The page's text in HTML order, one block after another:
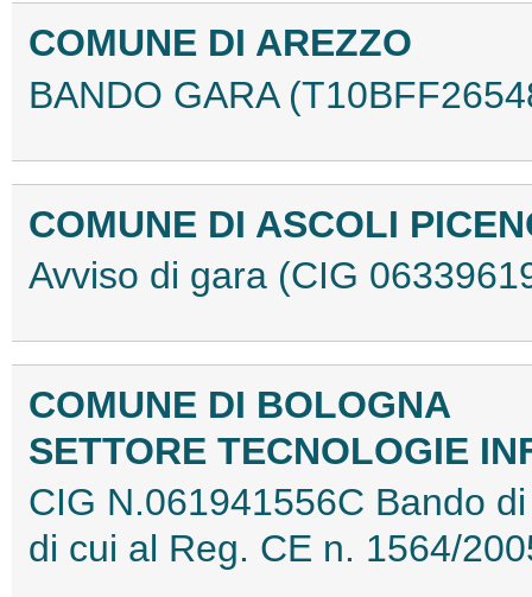
COMUNE DI AREZZO
BANDO GARA
COMUNE DI ASCOLI
Avviso di gara (CIG
COMUNE DI BOLOGNA
SETTORE TECNOLOGIE
CIG N.061941556C Bando
di cui al Reg. CE n. 1564/